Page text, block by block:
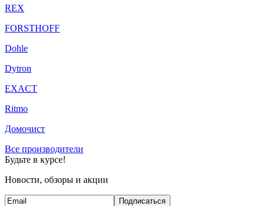
REX
FORSTHOFF
Dohle
Dytron
EXACT
Ritmo
Домочист
Все производители
Будьте в курсе!
Новости, обзоры и акции
Подписаться